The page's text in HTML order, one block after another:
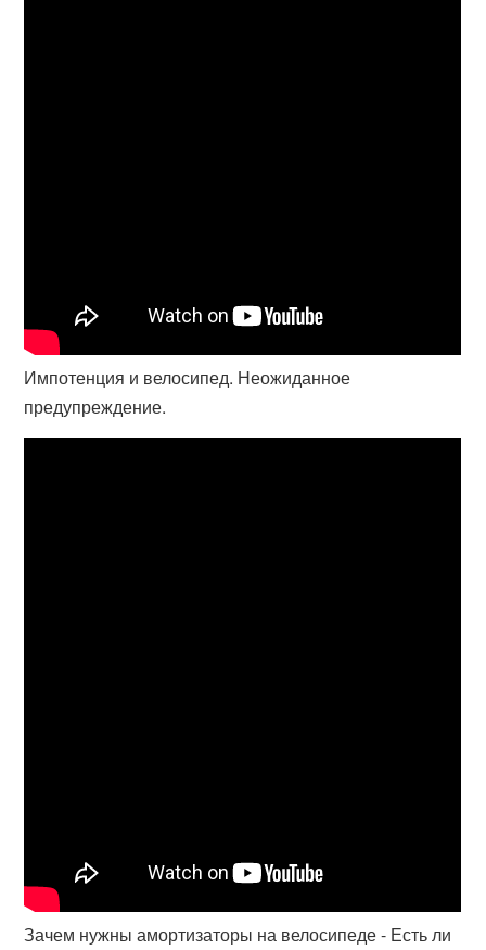
Импотенция и велосипед. Неожиданное
предупреждение.
Зачем нужны амортизаторы на велосипеде - Есть ли